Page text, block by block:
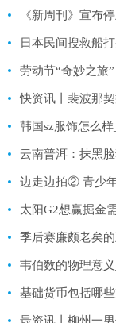
《新周刊》宣布
劳动节“奇妙之旅”
快资讯丨裴波那
韩国sz服饰怎么
边走边拍② 青少
季后赛廉颇老矣
韦伯数的物理意
基础货币包括哪
最资讯丨柳州一